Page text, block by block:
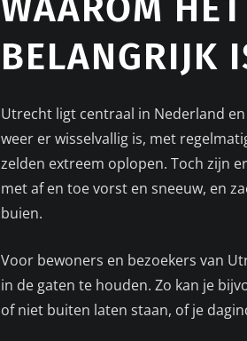
WAAROM
BELANGRIJK
Utrecht ligt centraal in Nederland
weer er wisselvallig is, met
zelden extreem oplopen. Toch zijn
met af en toe vorst en sneeuw, en
buien.
Voor bewoners en bezoekers van
in de gaten te houden. Zo kan je
of niet buiten laten staan, of je